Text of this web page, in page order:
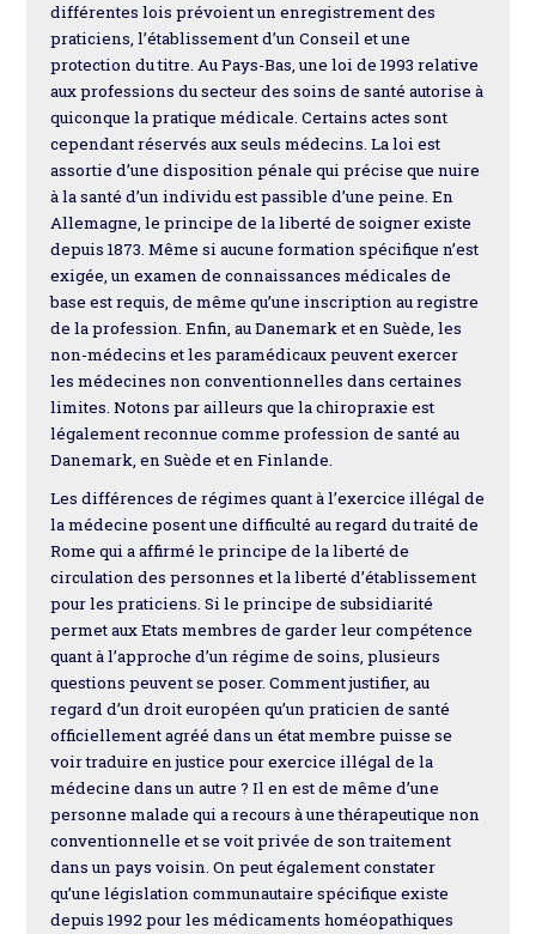
différentes lois prévoient un enregistrement des
praticiens, l’établissement d’un Conseil et une
protection du titre. Au Pays-Bas, une loi de 1993 relative
aux professions du secteur des soins de santé autorise à
quiconque la pratique médicale. Certains actes sont
cependant réservés aux seuls médecins. La loi est
assortie d’une disposition pénale qui précise que nuire
à la santé d’un individu est passible d’une peine. En
Allemagne, le principe de la liberté de soigner existe
depuis 1873. Même si aucune formation spécifique n’est
exigée, un examen de connaissances médicales de
base est requis, de même qu’une inscription au registre
de la profession. Enfin, au Danemark et en Suède, les
non-médecins et les paramédicaux peuvent exercer
les médecines non conventionnelles dans certaines
limites. Notons par ailleurs que la chiropraxie est
légalement reconnue comme profession de santé au
Danemark, en Suède et en Finlande.
Les différences de régimes quant à l’exercice illégal de
la médecine posent une difficulté au regard du traité de
Rome qui a affirmé le principe de la liberté de
circulation des personnes et la liberté d’établissement
pour les praticiens. Si le principe de subsidiarité
permet aux Etats membres de garder leur compétence
quant à l’approche d’un régime de soins, plusieurs
questions peuvent se poser. Comment justifier, au
regard d’un droit européen qu’un praticien de santé
officiellement agréé dans un état membre puisse se
voir traduire en justice pour exercice illégal de la
médecine dans un autre ? Il en est de même d’une
personne malade qui a recours à une thérapeutique non
conventionnelle et se voit privée de son traitement
dans un pays voisin. On peut également constater
qu’une législation communautaire spécifique existe
depuis 1992 pour les médicaments homéopathiques